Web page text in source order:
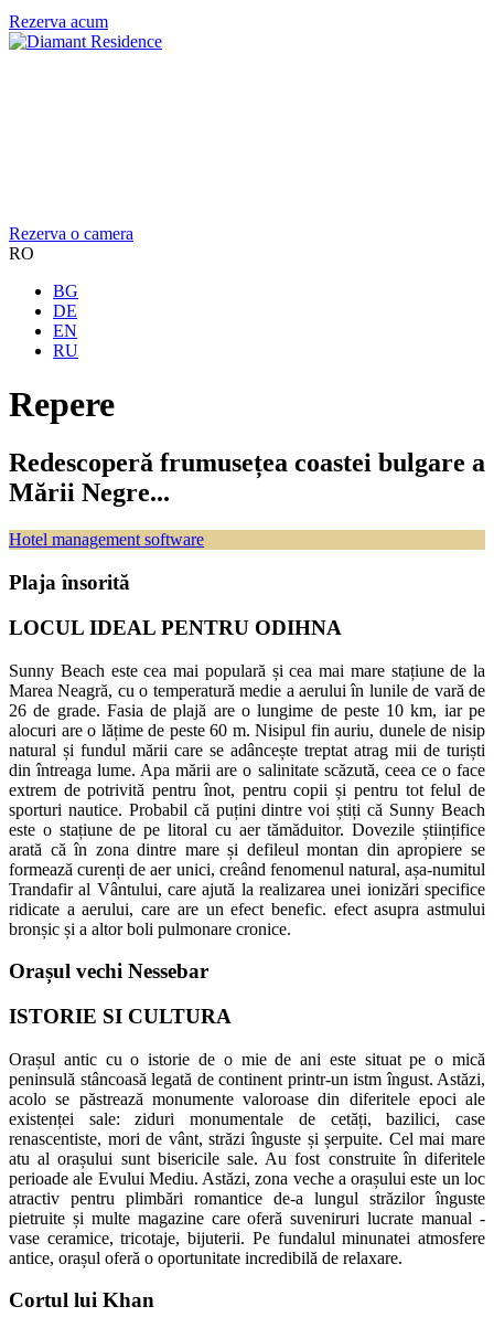
Rezerva acum
Rezerva o camera
RO
BG
DE
EN
RU
Repere
Redescoperă frumusețea coastei bulgare a
Mării Negre...
Hotel management software
Plaja însorită
LOCUL IDEAL PENTRU ODIHNA
Sunny Beach este cea mai populară și cea mai mare stațiune de la
Marea Neagră, cu o temperatură medie a aerului în lunile de vară de
26 de grade. Fasia de plajă are o lungime de peste 10 km, iar pe
alocuri are o lățime de peste 60 m. Nisipul fin auriu, dunele de nisip
natural și fundul mării care se adâncește treptat atrag mii de turiști
din întreaga lume. Apa mării are o salinitate scăzută, ceea ce o face
extrem de potrivită pentru înot, pentru copii și pentru tot felul de
sporturi nautice. Probabil că puțini dintre voi știți că Sunny Beach
este o stațiune de pe litoral cu aer tămăduitor. Dovezile științifice
arată că în zona dintre mare și defileul montan din apropiere se
formează curenți de aer unici, creând fenomenul natural, așa-numitul
Trandafir al Vântului, care ajută la realizarea unei ionizări specifice
ridicate a aerului, care are un efect benefic. efect asupra astmului
bronșic și a altor boli pulmonare cronice.
Orașul vechi Nessebar
ISTORIE SI CULTURA
Orașul antic cu o istorie de o mie de ani este situat pe o mică
peninsulă stâncoasă legată de continent printr-un istm îngust. Astăzi,
acolo se păstrează monumente valoroase din diferitele epoci ale
existenței sale: ziduri monumentale de cetăți, bazilici, case
renascentiste, mori de vânt, străzi înguste și șerpuite. Cel mai mare
atu al orașului sunt bisericile sale. Au fost construite în diferitele
perioade ale Evului Mediu. Astăzi, zona veche a orașului este un loc
atractiv pentru plimbări romantice de-a lungul străzilor înguste
pietruite și multe magazine care oferă suveniruri lucrate manual -
vase ceramice, tricotaje, bijuterii. Pe fundalul minunatei atmosfere
antice, orașul oferă o oportunitate incredibilă de relaxare.
Cortul lui Khan